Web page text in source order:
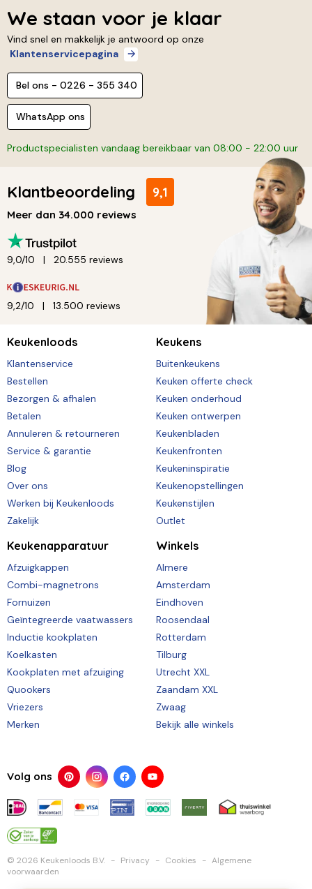
We staan voor je klaar
Vind snel en makkelijk je antwoord op onze
Klantenservicepagina
Bel ons - 0226 - 355 340
WhatsApp ons
Productspecialisten vandaag bereikbaar van 08:00 - 22:00 uur
Klantbeoordeling 9,1
Meer dan 34.000 reviews
9,0/10 20.555 reviews
9,2/10 13.500 reviews
Keukenloods
Klantenservice
Bestellen
Bezorgen & afhalen
Betalen
Annuleren & retourneren
Service & garantie
Blog
Over ons
Werken bij Keukenloods
Zakelijk
Keukens
Buitenkeukens
Keuken offerte check
Keuken onderhoud
Keuken ontwerpen
Keukenbladen
Keukenfronten
Keukeninspiratie
Keukenopstellingen
Keukenstijlen
Outlet
Keukenapparatuur
Afzuigkappen
Combi-magnetrons
Fornuizen
Geïntegreerde vaatwassers
Inductie kookplaten
Koelkasten
Kookplaten met afzuiging
Quookers
Vriezers
Merken
Winkels
Almere
Amsterdam
Eindhoven
Roosendaal
Rotterdam
Tilburg
Utrecht XXL
Zaandam XXL
Zwaag
Bekijk alle winkels
Volg ons
© 2026 Keukenloods B.V. Privacy Cookies
Algemene
voorwaarden